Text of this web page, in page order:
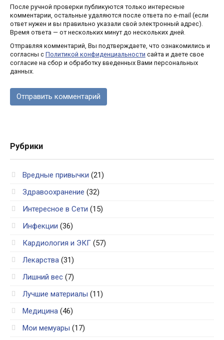
После ручной проверки публикуются только интересные
комментарии, остальные удаляются после ответа по e-mail (если
ответ нужен и вы правильно указали свой электронный адрес).
Время ответа — от нескольких минут до нескольких дней.
Отправляя комментарий, Вы подтверждаете, что ознакомились и
согласны с Политикой конфиденциальности сайта и даете свое
согласие на сбор и обработку введенных Вами персональных
данных.
Рубрики
Вредные привычки (21)
Здравоохранение (32)
Интересное в Сети (15)
Инфекции (36)
Кардиология и ЭКГ (57)
Лекарства (31)
Лишний вес (7)
Лучшие материалы (11)
Медицина (46)
Мои мемуары (17)